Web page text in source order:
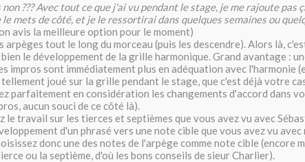
non ??? Avec tout ce que j'ai vu pendant le stage, je me rajoute pas
le mets de côté, et je le ressortirai dans quelques semaines ou
avis la meilleure option pour le moment)
arpèges tout le long du morceau (puis les descendre). Alors là,
le développement de la grille harmonique. Grand avantage :
impros sont immédiatement plus en adéquation avec l'harmonie
joué sur la grille pendant le stage, que c'est déjà votre
parfaitement en considération les changements d'accord dans
aucun souci de ce côté là).
le travail sur les tierces et septièmes que vous avez vu avec
d'un phrasé vers une note cible que vous avez vu avec
donc une des notes de l'arpège comme note cible (encore
ou la septième, d'où les bons conseils de sieur Charlier).